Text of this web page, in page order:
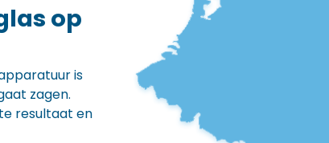
op
is
zagen.
resultaat en